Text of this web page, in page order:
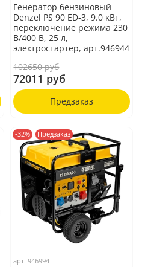
Генератор бензиновый
Denzel PS 90 ED-3, 9.0 кВт,
переключение режима 230
В/400 В, 25 л,
электростартер, арт.946944
102650 руб
72011 руб
Предзаказ
-32% Предзаказ
арт.946994